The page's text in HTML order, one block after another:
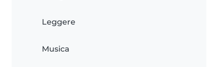
Leggere
Musica